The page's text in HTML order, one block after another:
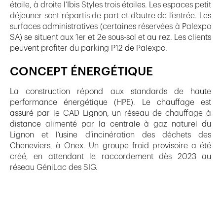
étoile, à droite l’Ibis Styles trois étoiles. Les espaces petit
déjeuner sont répartis de part et d’autre de l’entrée. Les
surfaces administratives (certaines réservées à Palexpo
SA) se situent aux 1er et 2e sous-sol et au rez. Les clients
peuvent profiter du parking P12 de Palexpo.
CONCEPT ÉNERGÉTIQUE
La construction répond aux standards de haute
performance énergétique (HPE). Le chauffage est
assuré par le CAD Lignon, un réseau de chauffage à
distance alimenté par la centrale à gaz naturel du
Lignon et l’usine d’incinération des déchets des
Cheneviers, à Onex. Un groupe froid provisoire a été
créé, en attendant le raccordement dès 2023 au
réseau GéniLac des SIG.